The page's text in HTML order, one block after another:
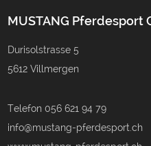
MUSTANG Pferdesport
Durisolstrasse 5
5612 Villmergen
Telefon 056 621 94 79
info@mustang-pferdesport.ch